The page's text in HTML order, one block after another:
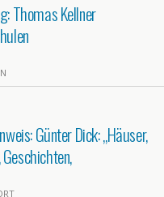
Thomas Kellner
Günter Dick: „Häuser,